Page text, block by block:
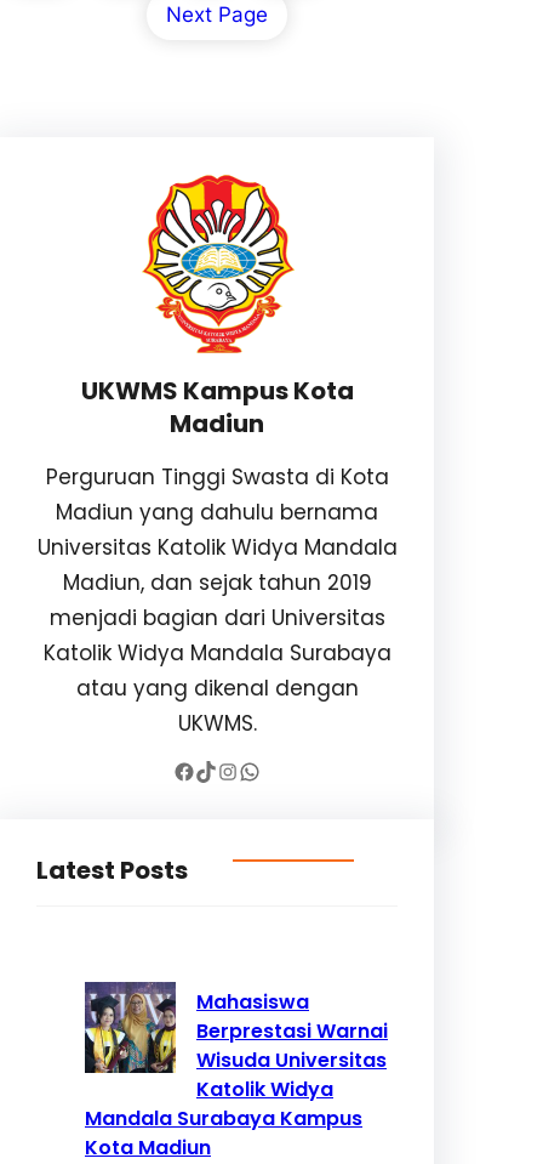
Next Page
UKWMS Kampus Kota
Madiun
Perguruan Tinggi Swasta di Kota
Madiun yang dahulu bernama
Universitas Katolik Widya Mandala
Madiun, dan sejak tahun 2019
menjadi bagian dari Universitas
Katolik Widya Mandala Surabaya
atau yang dikenal dengan
UKWMS.
Facebook TikTok InstagramWhatsApp
Latest Posts
Mahasiswa
Berprestasi Warnai
Wisuda Universitas
Katolik Widya
Mandala Surabaya Kampus
Kota Madiun